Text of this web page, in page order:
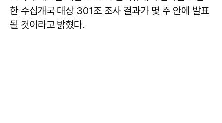
한 수십개국 대상 301조 조사 결과가 몇 주 안에 발표
될 것이라고 밝혔다.